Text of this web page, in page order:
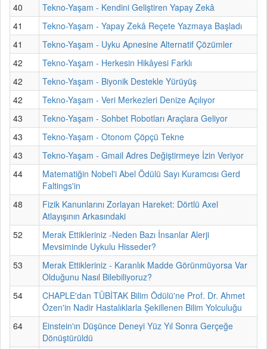
40
Tekno-Yaşam - Kendini Geliştiren Yapay Zekâ
41
Tekno-Yaşam - Yapay Zekâ Reçete Yazmaya Başladı
41
Tekno-Yaşam - Uyku Apnesine Alternatif Çözümler
42
Tekno-Yaşam - Herkesin Hikâyesi Farklı
42
Tekno-Yaşam - Biyonik Destekle Yürüyüş
42
Tekno-Yaşam - Veri Merkezleri Denize Açılıyor
43
Tekno-Yaşam - Sohbet Robotları Araçlara Geliyor
43
Tekno-Yaşam - Otonom Çöpçü Tekne
43
Tekno-Yaşam - Gmail Adres Değiştirmeye İzin Veriyor
44
Matematiğin Nobel'i Abel Ödülü Sayı Kuramcısı Gerd
Faltings'in
48
Fizik Kanunlarını Zorlayan Hareket: Dörtlü Axel
Atlayışının Arkasındaki
52
Merak Ettikleriniz -Neden Bazı İnsanlar Alerji
Mevsiminde Uykulu Hisseder?
53
Merak Ettikleriniz - Karanlık Madde Görünmüyorsa Var
Olduğunu Nasıl Bilebiliyoruz?
54
CHAPLE'dan TÜBİTAK Bilim Ödülü'ne Prof. Dr. Ahmet
Özen'in Nadir Hastalıklarla Şekillenen Bilim Yolculuğu
64
Einstein'ın Düşünce Deneyi Yüz Yıl Sonra Gerçeğe
Dönüştürüldü